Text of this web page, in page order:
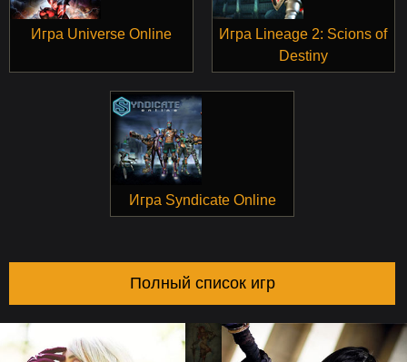
Игра Universe Online
Игра Lineage 2: Scions of
Destiny
Игра Syndicate Online
Полный список игр